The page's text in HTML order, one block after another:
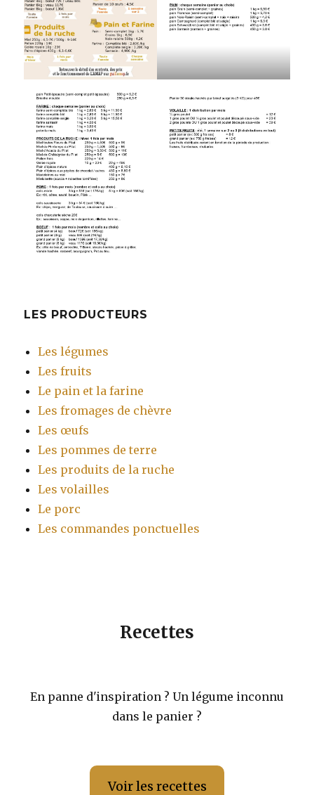
LES PRODUCTEURS
Les légumes
Les fruits
Le pain et la farine
Les fromages de chèvre
Les œufs
Les pommes de terre
Les produits de la ruche
Les volailles
Le porc
Les commandes ponctuelles
Recettes
En panne d'inspiration ? Un légume inconnu
dans le panier ?
Voir les recettes